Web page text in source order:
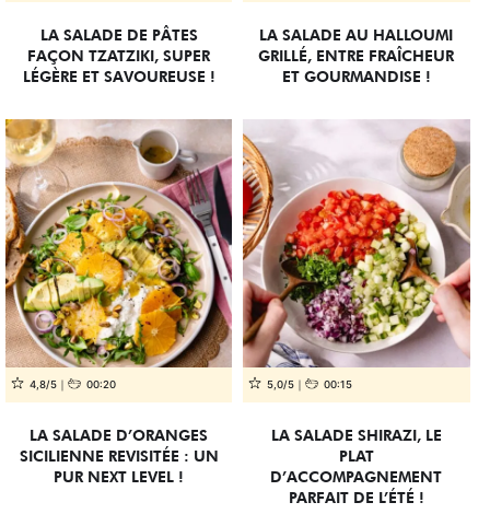
LA SALADE DE PÂTES
FAÇON TZATZIKI, SUPER
LÉGÈRE ET SAVOUREUSE !
LA SALADE AU HALLOUMI
GRILLÉ, ENTRE FRAÎCHEUR
ET GOURMANDISE !
4,8/5 00:20
LA SALADE D’ORANGES
SICILIENNE REVISITÉE : UN
PUR NEXT LEVEL !
5,0/5 00:15
LA SALADE SHIRAZI, LE
PLAT
D’ACCOMPAGNEMENT
PARFAIT DE L’ÉTÉ !